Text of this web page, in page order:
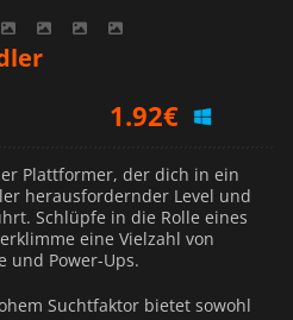
1.92€
2.24€
3.09€
Plattformer, der dich in ein
herausfordernder Level und
Schlüpfe in die Rolle eines
eine Vielzahl von
und Power-Ups.
Suchtfaktor bietet sowohl